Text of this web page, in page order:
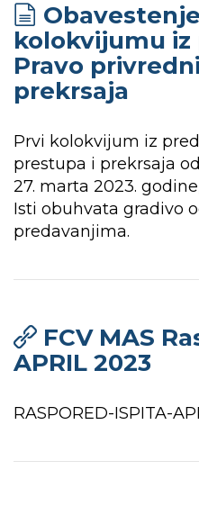
kolokvijumu
Pravo
prekrsaja
Prvi kolokvijum iz
prestupa i prekrsaja
27. marta 2023.
Isti obuhvata gradivo
predavanjima.
FCV MAS
APRIL 2023
RASPORED-ISPITA-